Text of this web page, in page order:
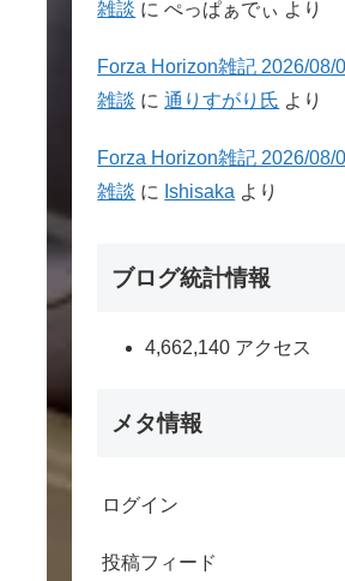
雑談 にぺっぱぁでぃ より
Forza Horizon雑記 2026/08/
雑談 に通りすがり氏 より
Forza Horizon雑記 2026/08/
雑談 に Ishisaka より
ブログ統計情報
4,662,140 アクセス
メタ情報
ログイン
投稿フィード